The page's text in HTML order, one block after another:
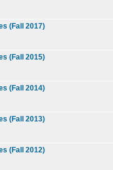
(Fall 2017)
(Fall 2015)
(Fall 2014)
(Fall 2013)
(Fall 2012)